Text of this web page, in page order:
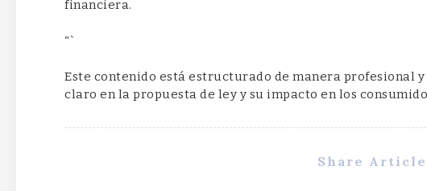
financiera.
“`
Este contenido está estructurado de manera profesional y
claro en la propuesta de ley y su impacto en los
Share Article